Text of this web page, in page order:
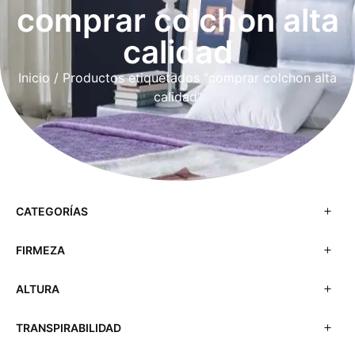
comprar colchon alta
calidad
Inicio / Productos etiquetados “comprar colchon alta
calidad”
CATEGORÍAS
FIRMEZA
ALTURA
TRANSPIRABILIDAD